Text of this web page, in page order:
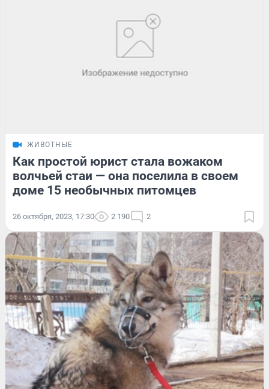
ЖИВОТНЫЕ
Как простой юрист стала вожаком
волчьей стаи — она поселила в своем
доме 15 необычных питомцев
26 октября, 2023, 17:30 2 190 2